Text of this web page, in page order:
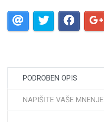
PODROBEN OPIS
NAPIŠITE VAŠE MNENJE